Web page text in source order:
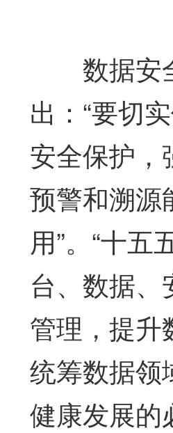
数据安全
出：“要切
安全保护，
预警和溯源
用”。“十五
台、数据、
管理，提升
统筹数据领
健康发展的